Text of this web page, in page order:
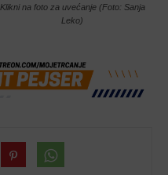
Klikni na foto za uvećanje (Foto: Sanja
Leko)